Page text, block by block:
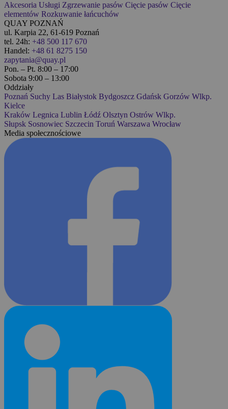
Akcesoria Usługi Zgrzewanie pasów Cięcie pasów Cięcie
elementów Rozkuwanie łańcuchów
QUAY POZNAŃ
ul. Karpia 22, 61-619 Poznań
tel. 24h: +48 500 117 670
Handel: +48 61 8275 150
zapytania@quay.pl
Pon. – Pt. 8:00 – 17:00
Sobota 9:00 – 13:00
Oddziały
Poznań Suchy Las Białystok Bydgoszcz Gdańsk Gorzów Wlkp.
Kielce
Kraków Legnica Lublin Łódź Olsztyn Ostrów Wlkp.
Słupsk Sosnowiec Szczecin Toruń Warszawa Wrocław
Media społecznościowe